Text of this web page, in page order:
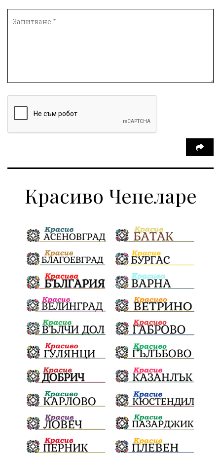
Красиво Чепеларе